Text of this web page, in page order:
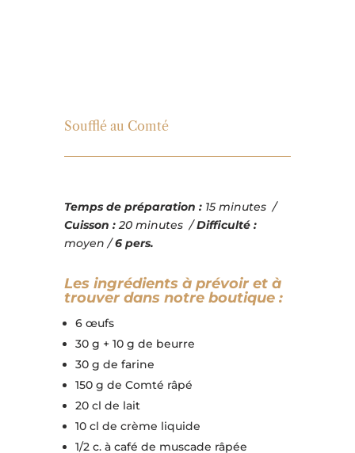
Soufflé au Comté
Temps de préparation :15 minutes /
Cuisson :20 minutes /Difficulté :
moyen /6 pers.
Les ingrédients à prévoir et à
trouver dans notre boutique :
6 œufs
30 g + 10 g de beurre
30 g de farine
150 g de Comté râpé
20 cl de lait
10 cl de crème liquide
1/2 c. à café de muscade râpée